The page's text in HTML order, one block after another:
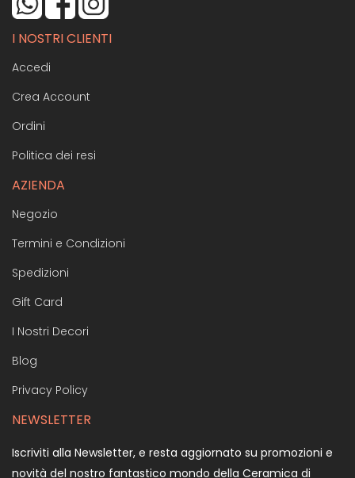
I NOSTRI CLIENTI
Accedi
Crea Account
Ordini
Politica dei resi
AZIENDA
Negozio
Termini e Condizioni
Spedizioni
Gift Card
I Nostri Decori
Blog
Privacy Policy
NEWSLETTER
Iscriviti alla Newsletter, e resta aggiornato su promozioni e
novità del nostro fantastico mondo della Ceramica di